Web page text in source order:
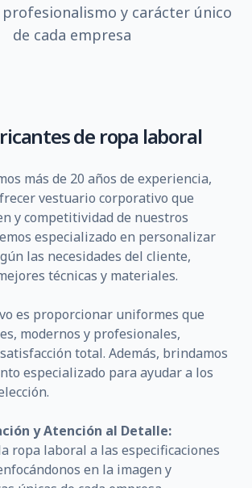
y carácter único
de cada empresa
de ropa laboral
más de 20 años de experiencia,
vestuario corporativo que
y competitividad de nuestros
especializado en personalizar
las necesidades del cliente,
técnicas y materiales.
es proporcionar uniformes que
modernos y profesionales,
total. Además, brindamos
especializado para ayudar a los
y Atención al Detalle:
ropa laboral a las especificaciones
en la imagen y